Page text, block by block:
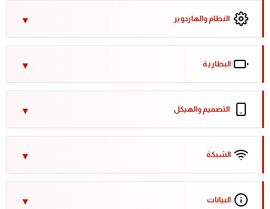
النظام والهاردوير
البطارية
التصميم والهيكل
الشبكة
البيانات